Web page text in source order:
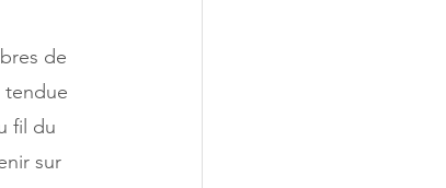
de
tendue
fil du
sur